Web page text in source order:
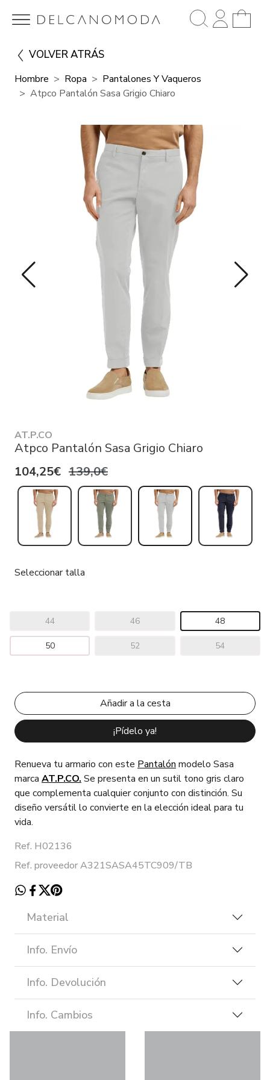
VOLVER ATRÁS
Hombre Ropa
Pantalones Y Vaqueros
Atpco Pantalón Sasa Grigio Chiaro
AT.P.CO
Atpco Pantalón Sasa Grigio Chiaro
104,25€ 139,0€
Seleccionar talla
44 46 48
50 52 54
¡Pídelo ya!
Renueva tu armario con este Pantalón modelo Sasa
marca AT.P.CO. Se presenta en un sutil tono gris claro
que complementa cualquier conjunto con distinción. Su
diseño versátil lo convierte en la elección ideal para tu
vida.
Ref. H02136
Ref. proveedor A321SASA45TC909/TB
Material
Info. Envío
Info. Devolución
Info. Cambios